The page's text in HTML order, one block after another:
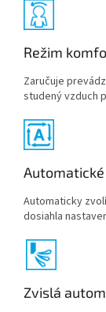
Režim
Zaručuje
studený vzduch
Automaticky
dosiahla
Zvislá